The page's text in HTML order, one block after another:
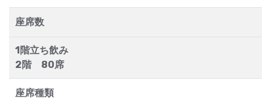
座席数
1階立ち飲み
2階 80席
座席種類